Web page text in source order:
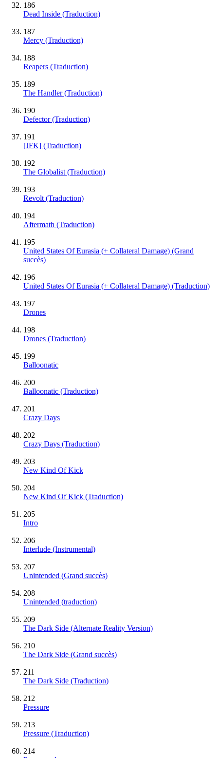
186
Dead Inside (Traduction)
187
Mercy (Traduction)
188
Reapers (Traduction)
189
The Handler (Traduction)
190
Defector (Traduction)
191
[JFK] (Traduction)
192
The Globalist (Traduction)
193
Revolt (Traduction)
194
Aftermath (Traduction)
195
United States Of Eurasia (+ Collateral Damage) (Grand
succès)
196
United States Of Eurasia (+ Collateral Damage) (Traduction)
197
Drones
198
Drones (Traduction)
199
Balloonatic
200
Balloonatic (Traduction)
201
Crazy Days
202
Crazy Days (Traduction)
203
New Kind Of Kick
204
New Kind Of Kick (Traduction)
205
Intro
206
Interlude (Instrumental)
207
Unintended (Grand succès)
208
Unintended (traduction)
209
The Dark Side (Alternate Reality Version)
210
The Dark Side (Grand succès)
211
The Dark Side (Traduction)
212
Pressure
213
Pressure (Traduction)
214